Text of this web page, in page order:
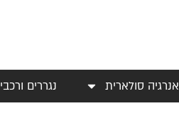
אנרגיה סולארית נגררים ורכבי RV